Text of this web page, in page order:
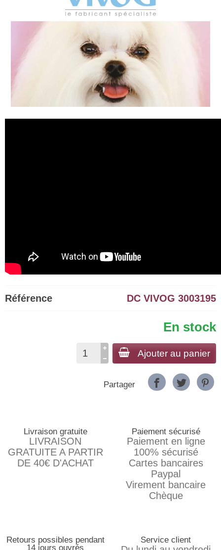
Référence DC VIVOG 3003195
En stock
Ajouter au panier
Partager
Livraison gratuite
LIVRAISON
GRATUITE A PARTIR
DE 40€ D'ACHAT
Paiement sécurisé
Paiement en ligne
100% sécurisé
Cartes bancaires
Paypal
Virement bancaire
Chèque
Retours possibles pendant
14 jours ouvrés
Service client